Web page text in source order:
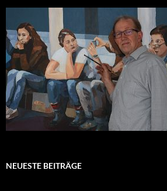
NEUESTE BEITRÄGE